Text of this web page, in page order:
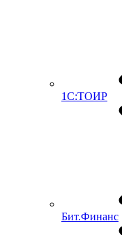
1С:ТОИР
Бит.Финанс